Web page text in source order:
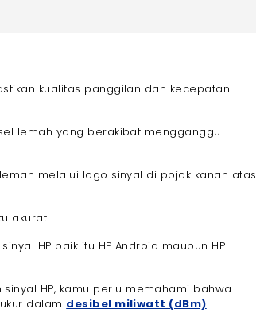
Test
Aplikasi
kualitas panggilan dan kecepatan
lemah yang berakibat mengganggu
melalui logo sinyal di pojok kanan atas
akurat.
HP baik itu HP Android maupun HP
HP, kamu perlu memahami bahwa
dalam desibel miliwatt (dBm).